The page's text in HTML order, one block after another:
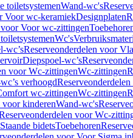
toiletsystemenWand-wc's
Voor wc-keramiekDesignplaten
Voor wc-zittingen
Wc's
wc’sReserveonderdelen voor
Diepspoel-wc’s
voor Wc-zittingenWc-zittingen
verhoogd
wc-zittingenWc-zittingen
voor kinderenWand-wc's
voor Wc-
Staande bidetsToebehoren